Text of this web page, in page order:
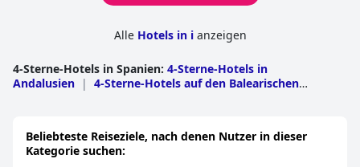
Alle Hotels in ianzeigen
4-Sterne-Hotels in Spanien: 4-Sterne-Hotels in
Andalusien | 4-Sterne-Hotels auf den Balearischen
Leon | 4-Sterne-Hotels in Galicien |
4-Sterne-Hotels in
Madrid | 4-Sterne-Hotels in Kastilien-La Mancha
Beliebteste Reiseziele, nach denen Nutzer in dieser
Kategorie suchen: